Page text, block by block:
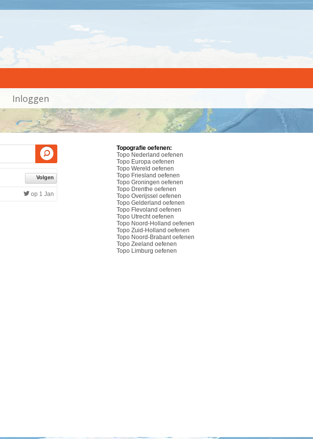
Inloggen

Volgen
op 1 Jan
Topografie oefenen:
Topo Nederland oefenen
Topo Europa oefenen
Topo Wereld oefenen
Topo Friesland oefenen
Topo Groningen oefenen
Topo Drenthe oefenen
Topo Overijssel oefenen
Topo Gelderland oefenen
Topo Flevoland oefenen
Topo Utrecht oefenen
Topo Noord-Holland oefenen
Topo Zuid-Holland oefenen
Topo Noord-Brabant oefenen
Topo Zeeland oefenen
Topo Limburg oefenen